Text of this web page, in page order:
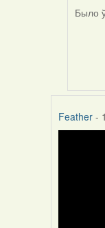
In
Было
Feather -